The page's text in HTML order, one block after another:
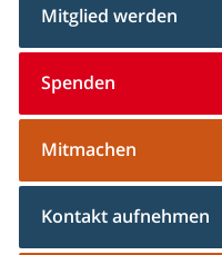
Mitglied werden
Spenden
Mitmachen
Kontakt aufnehmen